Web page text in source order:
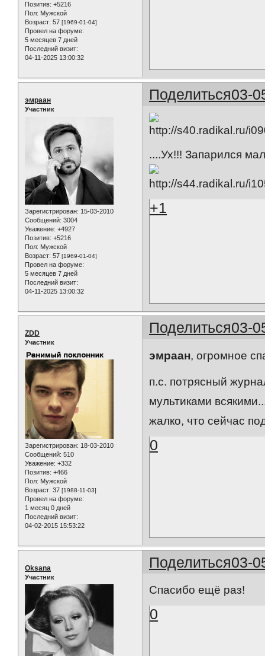
Позитив: +5216
Пол: Мужской
Возраст: 57 [1969-01-04]
Провел на форуме:
5 месяцев 7 дней
Последний визит:
04-11-2025 13:00:32
Поделиться03-
эмраан
Участник
Зарегистрирован: 15-03-2010
Сообщений: 3004
Уважение: +4927
Позитив: +5216
Пол: Мужской
Возраст: 57 [1969-01-04]
Провел на форуме:
5 месяцев 7 дней
Последний визит:
04-11-2025 13:00:32
....Ух!!! Запарился
+1
Поделиться03-
ZDD
Участник
Зарегистрирован: 18-03-2010
Сообщений: 510
Уважение: +332
Позитив: +466
Пол: Мужской
Возраст: 37 [1988-11-03]
Провел на форуме:
1 месяц 0 дней
Последний визит:
04-02-2015 15:53:22
эмраан, огромное
п.с. потрясный
мультиками
жалко, что сейчас
0
Поделиться03-
Oksana
Участник
Спасибо ещё раз!
0